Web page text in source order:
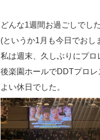
どんな1週間お過ごしでし
(というか1月も今日でお
私は週末、久しぶりにプロ
後楽園ホールでDDTプロレ
よい休日でした。